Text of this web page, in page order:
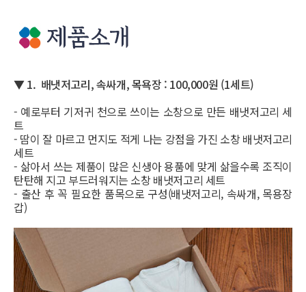
▼ 1. 배냇저고리, 속싸개, 목욕장 : 100,000원 (1세트)
- 예로부터 기저귀 천으로 쓰이는 소창으로 만든 배냇저고리 세
트
- 땀이 잘 마르고 먼지도 적게 나는 강점을 가진 소창 배냇저고리
세트
- 삶아서 쓰는 제품이 많은 신생아 용품에 맞게 삶을수록 조직이
탄탄해 지고 부드러워지는 소창 배냇저고리 세트
- 출산 후 꼭 필요한 품목으로 구성(배냇저고리, 속싸개, 목용장
갑)